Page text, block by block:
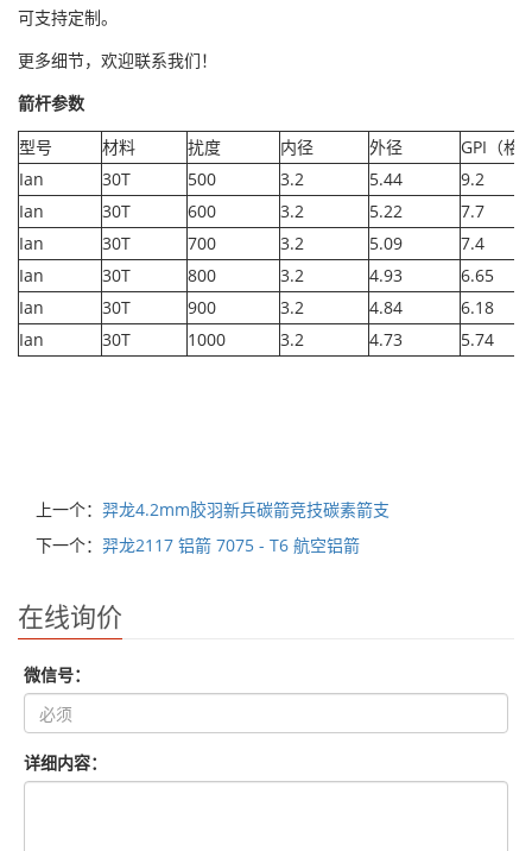
可支持定制。
更多细节，欢迎联系我们！
箭杆参数
型号
材料 扰度 内径 外径 GPI （格
Ian
30T 500 3.2 5.44
9.2
Ian
30T 600 3.2 5.22
7.7
Ian
30T 700 3.2 5.09
7.4
Ian
30T 800 3.2 4.93
6.65
Ian
30T 900 3.2 4.84
6.18
Ian
30T 1000 3.2 4.73 5.74
上一个： 羿龙4.2mm胶羽新兵碳箭竞技碳素箭支
下一个： 羿龙2117 铝箭 7075 - T6 航空铝箭
在线询价
微信号：
详细内容：